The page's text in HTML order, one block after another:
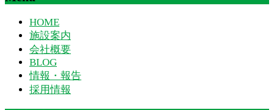
HOME
施設案内
会社概要
BLOG
情報・報告
採用情報